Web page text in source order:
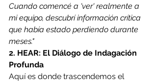
Cuando comencé a 'ver' realmente a
mi equipo, descubrí información crítica
que había estado perdiendo durante
meses."
2. HEAR: El Diálogo de Indagación
Profunda
Aquí es donde trascendemos el